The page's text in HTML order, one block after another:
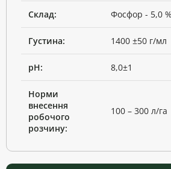
Склад: Фосфор - 5,0
Густина: 1400 ±50 г/мл
рН: 8,0±1
Норми
внесення
робочого
розчину:
100 – 300 л/га